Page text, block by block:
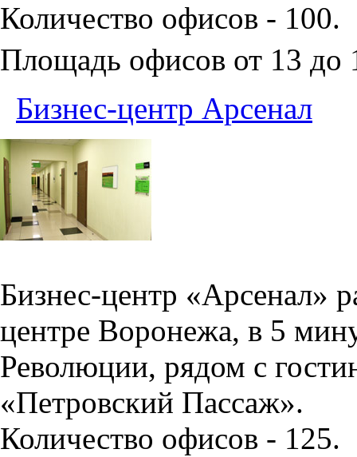
Количество офисов - 100.
Площадь офисов от 13 до
Бизнес-центр Арсенал
Бизнес-центр «Арсенал»
центре Воронежа, в 5
Революции, рядом с
«Петровский Пассаж».
Количество офисов - 125.